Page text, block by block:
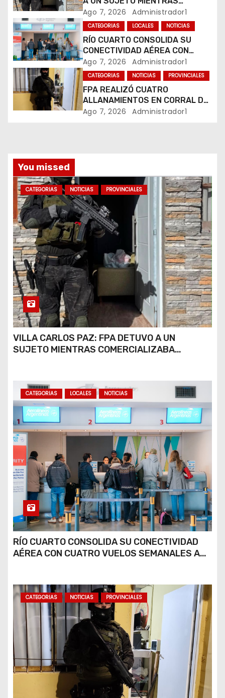
e
e
n
t
r
a
a
s
COMERCIALIZABA COCAÍNA Y
MARIHUANA EN UNA PLAZA
Ago 7, 2026 Administrador1
CATEGORIAS LOCALES NOTICIAS
RÍO CUARTO CONSOLIDA SU
CONECTIVIDAD AÉREA CON
CUATRO VUELOS SEMANALES A
BUENOS AIRES
Ago 7, 2026 Administrador1
CATEGORIAS NOTICIAS PROVINCIALES
FPA REALIZÓ CUATRO
ALLANAMIENTOS EN CORRAL DE
BUSTOS-IFFLINGER
Ago 7, 2026 Administrador1
You missed
CATEGORIAS NOTICIAS PROVINCIALES
VILLA CARLOS PAZ: FPA DETUVO A UN
SUJETO MIENTRAS COMERCIALIZABA
CATEGORIAS LOCALES NOTICIAS
RÍO CUARTO CONSOLIDA SU CONECTIVIDAD
AÉREA CON CUATRO VUELOS SEMANALES A
CATEGORIAS NOTICIAS PROVINCIALES